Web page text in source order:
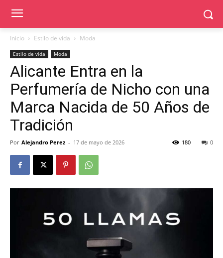
Inicio Estilo de vida Moda
Estilo de vida Moda
Alicante Entra en la
Perfumería de Nicho con una
Marca Nacida de 50 Años de
Tradición
Por Alejandro Perez - 17 de mayo de 2026 0
180